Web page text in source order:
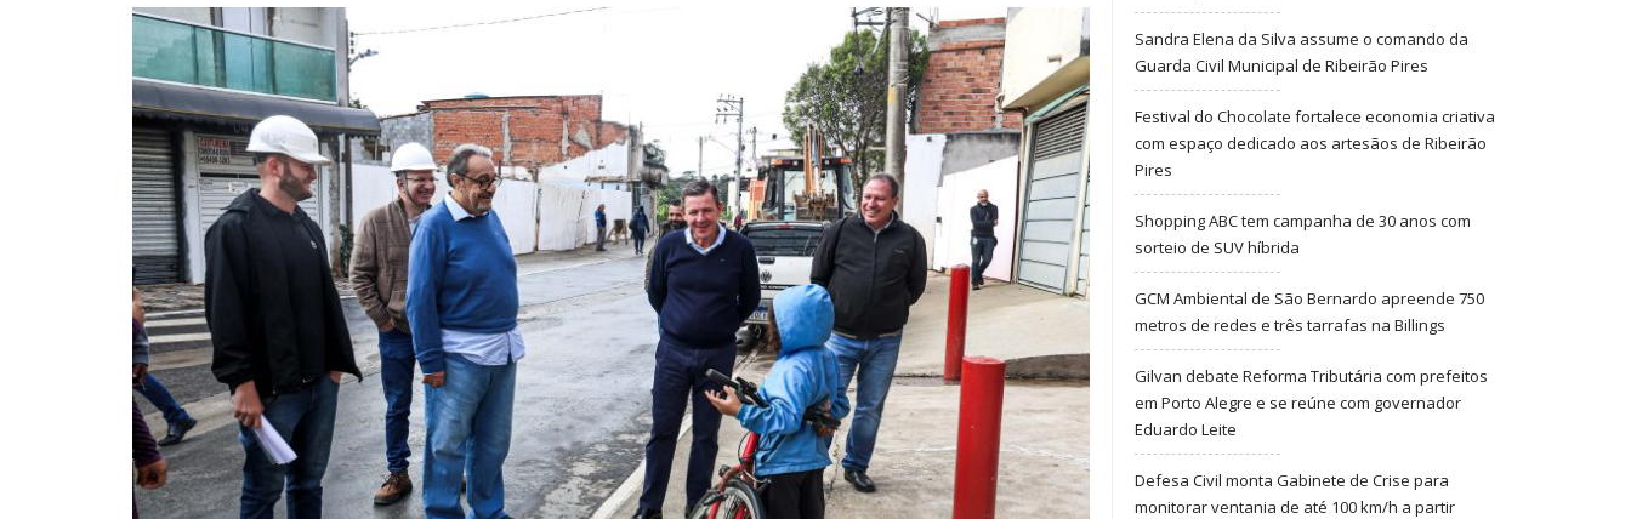
Sandra Elena da Silva assume o comando da
Guarda Civil Municipal de Ribeirão Pires
Festival do Chocolate fortalece economia criativa
com espaço dedicado aos artesãos de Ribeirão
Pires
Shopping ABC tem campanha de 30 anos com
sorteio de SUV híbrida
GCM Ambiental de São Bernardo apreende 750
metros de redes e três tarrafas na Billings
Gilvan debate Reforma Tributária com prefeitos
em Porto Alegre e se reúne com governador
Eduardo Leite
Defesa Civil monta Gabinete de Crise para
monitorar ventania de até 100 km/h a partir